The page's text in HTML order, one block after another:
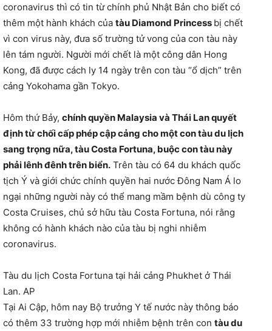
coronavirus thì có tin từ chính phủ Nhật Bản cho biết có
thêm một hành khách của tàu Diamond Princess bị chết
vì con virus này, đưa số trường tử vong của con tàu này
lên tám người. Người mới chết là một công dân Hong
Kong, đã được cách ly 14 ngày trên con tàu “ổ dịch” trên
cảng Yokohama gần Tokyo.
Hôm thứ Bảy, chính quyền Malaysia và Thái Lan quyết
định từ chối cấp phép cập cảng cho một con tàu du lịch
sang trọng nữa, tàu Costa Fortuna, buộc con tàu này
phải lênh đênh trên biển. Trên tàu có 64 du khách quốc
tịch Ý và giới chức chính quyền hai nước Đông Nam Á lo
ngại những người này có thể mang mầm bệnh dù công ty
Costa Cruises, chủ sở hữu tàu Costa Fortuna, nói rằng
không có hành khách nào của tàu bị nghi nhiễm
coronavirus.
Tàu du lịch Costa Fortuna tại hải cảng Phukhet ở Thái
Lan. AP
Tại Ai Cập, hôm nay Bộ trưởng Y tế nước này thông báo
có thêm 33 trường hợp mới nhiễm bệnh trên con tàu du